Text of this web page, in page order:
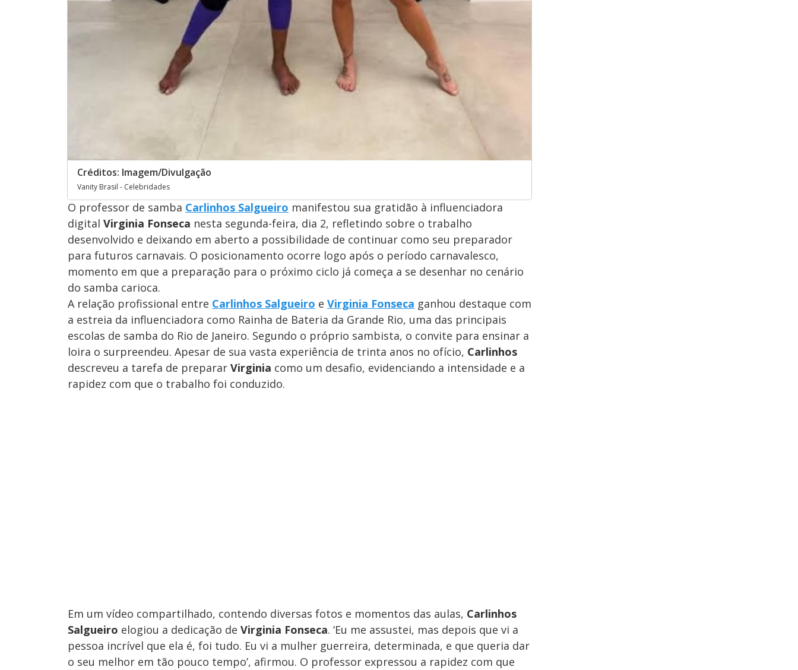
Créditos: Imagem/Divulgação
Vanity Brasil - Celebridades
O professor de samba Carlinhos Salgueiro manifestou sua gratidão à influenciadora
digital Virginia Fonseca nesta segunda-feira, dia 2, refletindo sobre o trabalho
desenvolvido e deixando em aberto a possibilidade de continuar como seu preparador
para futuros carnavais. O posicionamento ocorre logo após o período carnavalesco,
momento em que a preparação para o próximo ciclo já começa a se desenhar no cenário
do samba carioca.
A relação profissional entre Carlinhos Salgueiro e Virginia Fonseca ganhou destaque com
a estreia da influenciadora como Rainha de Bateria da Grande Rio, uma das principais
escolas de samba do Rio de Janeiro. Segundo o próprio sambista, o convite para ensinar a
loira o surpreendeu. Apesar de sua vasta experiência de trinta anos no ofício, Carlinhos
descreveu a tarefa de preparar Virginia como um desafio, evidenciando a intensidade e a
rapidez com que o trabalho foi conduzido.
Em um vídeo compartilhado, contendo diversas fotos e momentos das aulas, Carlinhos
Salgueiro elogiou a dedicação de Virginia Fonseca. ‘Eu me assustei, mas depois que vi a
pessoa incrível que ela é, foi tudo. Eu vi a mulher guerreira, determinada, e que queria dar
o seu melhor em tão pouco tempo’, afirmou. O professor expressou a rapidez com que